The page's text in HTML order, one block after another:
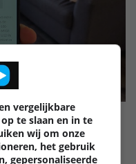
ZONDER
vergelijkbare
te slaan en in te
wij om onze
het gebruik
gepersonaliseerde